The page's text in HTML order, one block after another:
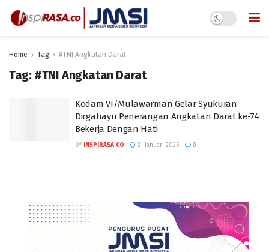
Home Tag #TNI Angkatan Darat
Tag: #TNI Angkatan Darat
Kodam VI/Mulawarman Gelar Syukuran
Dirgahayu Penerangan Angkatan Darat ke-74
Bekerja Dengan Hati
BY INSPIRASA.CO 21 Januari 2025 0